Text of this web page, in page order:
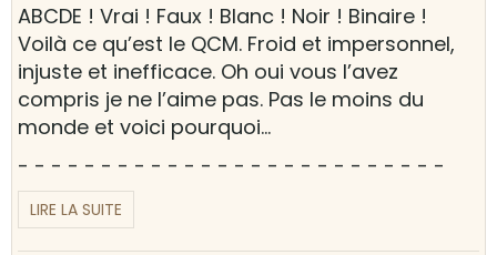
ABCDE ! Vrai ! Faux ! Blanc ! Noir ! Binaire !
Voilà ce qu’est le QCM. Froid et impersonnel,
injuste et inefficace. Oh oui vous l’avez
compris je ne l’aime pas. Pas le moins du
monde et voici pourquoi…
- - - - - - - - - - - - - - - - - - - - - - - - - -
LIRE LA SUITE